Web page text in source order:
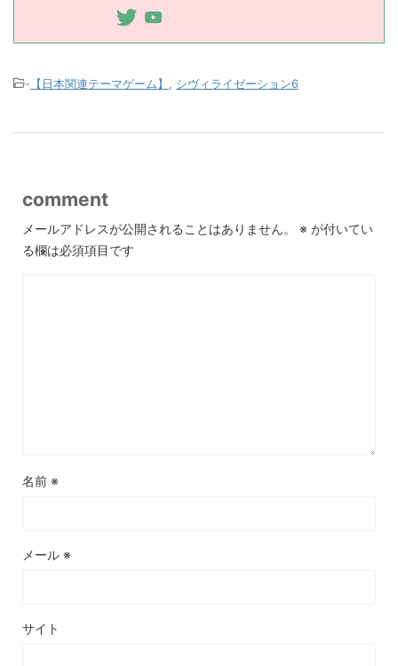
- 【日本関連テーマゲーム】 シヴィライゼーション6
comment
メールアドレスが公開されることはありません。 ※ が付いてい
る欄は必須項目です
名前 ※
メール ※
サイト